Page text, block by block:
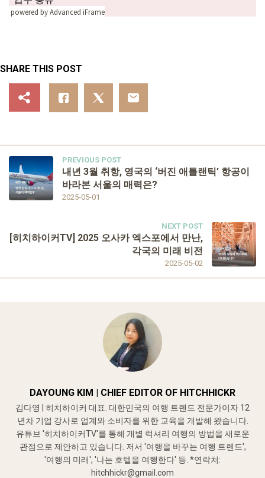
powered by Advanced iFrame
SHARE THIS POST
PREVIOUS POST
2025-05-01
내년 3월 취항, 영국의 ‘버진 애틀랜틱’ 항공이
바라본 서울의 매력은?
NEXT POST
2025-05-02
[히치하이커TV] 2025 오사카 엑스포에서 만난,
각국의 미래 비전
DAYOUNG KIM | CHIEF EDITOR OF HITCHHICKR
김다영 | 히치하이커 대표. 대한민국의 여행 트렌드 전문가이자 12
년차 기업 강사로 업계와 소비자를 위한 교육을 개발해 왔습니다.
유튜브 '히치하이커TV'를 통해 개별 럭셔리 여행의 방법을 새로운
관점으로 제안하고 있습니다. 저서 '여행을 바꾸는 여행 트렌드',
'여행의 미래', '나는 호텔을 여행한다' 등. *연락처:
hitchhickr@gmail.com